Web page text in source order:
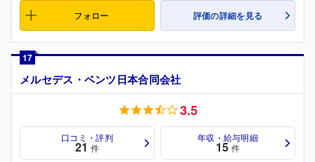
フォロー 評価の詳細を見る
17
メルセデス・ベンツ日本合同会社
3.5
口コミ・評判
21 件
年収・給与明細
15 件